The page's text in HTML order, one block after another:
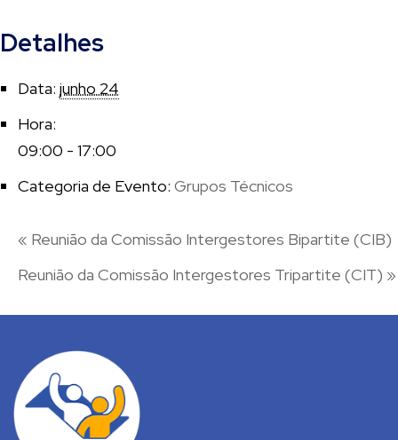
Detalhes
Data: junho 24
Hora:
09:00 - 17:00
Categoria de Evento: Grupos Técnicos
« Reunião da Comissão Intergestores Bipartite (CIB)
Reunião da Comissão Intergestores Tripartite (CIT) »